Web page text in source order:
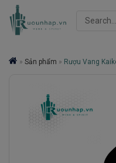
Skip
Search
» Sản phẩm » Rượu Vang